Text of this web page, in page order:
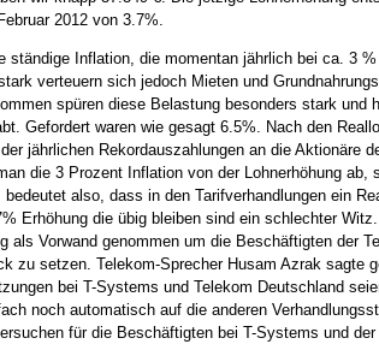
2012 von 3.7%.
ständige Inflation, die momentan jährlich bei ca. 3
verteuern sich jedoch Mieten und
spüren diese Belastung besonders stark und
Gefordert waren wie gesagt 6.5%. Nach den
jährlichen Rekordauszahlungen an die Aktionäre
die 3 Prozent Inflation von der Lohnerhöhung ab,
bedeutet also, dass in den Tarifverhandlungen ein
Erhöhung die übig bleiben sind ein schlechter
als Vorwand genommen um die Beschäftigten der
zu setzen. Telekom-Sprecher Husam Azrak sagte
bei T-Systems und Telekom Deutschland
noch automatisch auf die anderen
für die Beschäftigten bei T-Systems und